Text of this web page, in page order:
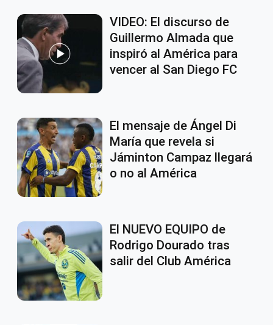
VIDEO: El discurso de
Guillermo Almada que
inspiró al América para
vencer al San Diego FC
El mensaje de Ángel Di
María que revela si
Jáminton Campaz llegará
o no al América
El NUEVO EQUIPO de
Rodrigo Dourado tras
salir del Club América